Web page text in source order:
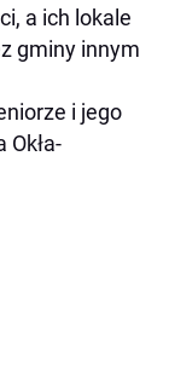
a ich lokale
gminy innym
i jego